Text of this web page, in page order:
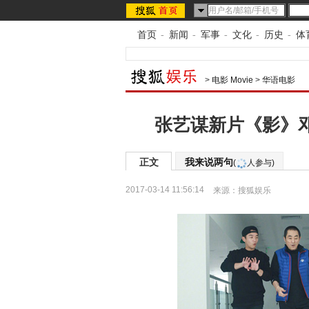
首页 - 新闻 - 军事 - 文化 - 历史 - 体
> 电影 Movie > 华语电影
张艺谋新片《影》
正文 我来说两句( 人参与)
2017-03-14 11:56:14 来源： 搜狐娱乐